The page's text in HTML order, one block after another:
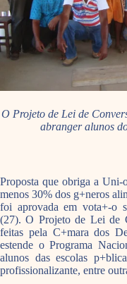
O Projeto de Lei de
abranger alunos
Proposta que obriga a
menos 30% dos g+neros
foi aprovada em vota+-o
(27). O Projeto de Lei de
feitas pela C+mara dos
estende o Programa
alunos das escolas
profissionalizante, entre